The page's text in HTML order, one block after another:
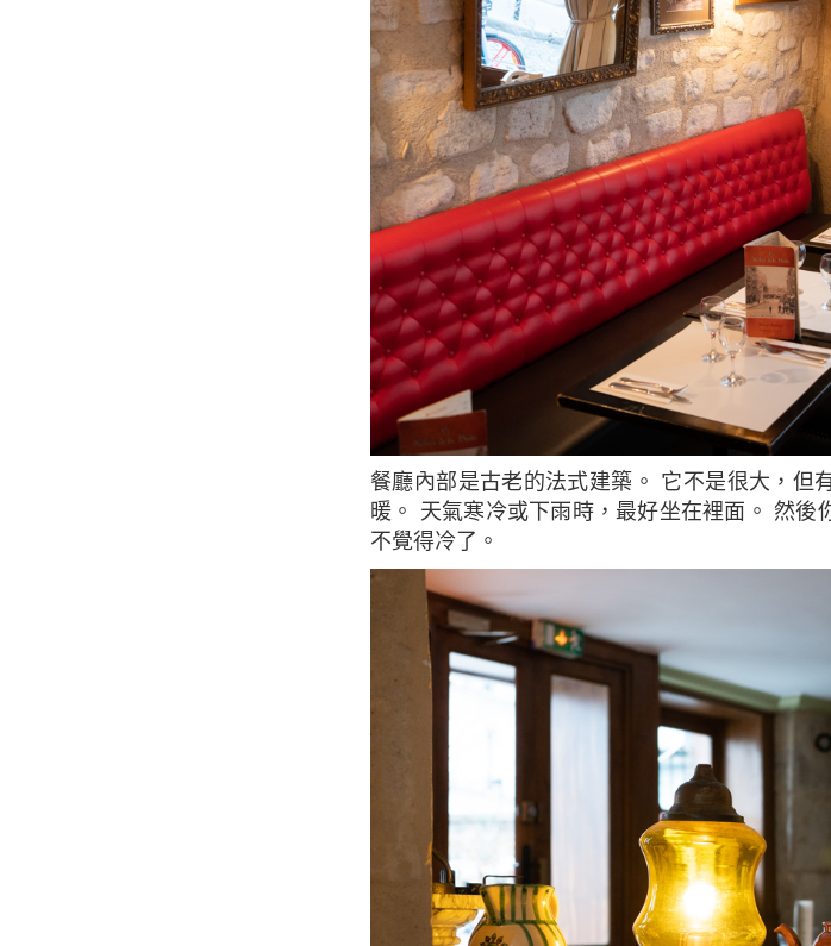
餐廳內部是古老的法式建築。 它不是很大，但有舒適和溫馨的氛圍，讓我們感到舒適和溫
暖。 天氣寒冷或下雨時，最好坐在裡面。 然後
不覺得冷了。